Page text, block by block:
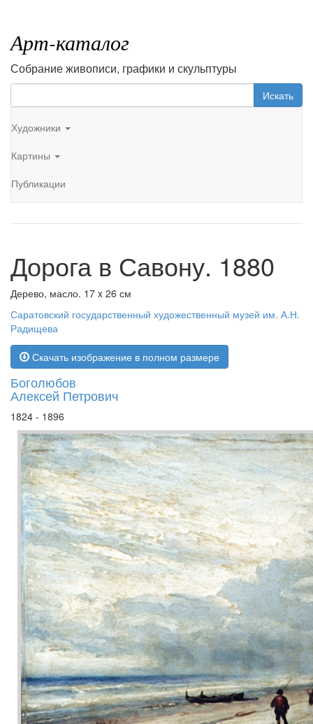
Арт-каталог
Собрание живописи, графики и скульптуры
Искать
Художники
Картины
Публикации
Дорога в Савону. 1880
Дерево, масло. 17 x 26 см
Саратовский государственный художественный музей им. А.Н.
Радищева
Скачать изображение в полном размере
Боголюбов
Алексей Петрович
1824 - 1896